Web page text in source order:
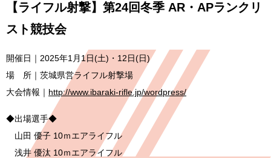
【ライフル射撃】第24回冬季 AR・APランクリ
スト競技会
開催日｜2025年1月1日(土)・12日(日)
場 所｜茨城県営ライフル射撃場
大会情報｜ http://www.ibaraki-rifle.jp/wordpress/
◆出場選手◆
山田 優子 10ｍエアライフル
浅井 優汰 10ｍエアライフル